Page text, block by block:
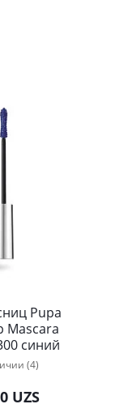
Pupa
Mascara
синий
9 мл
(4)
UZS